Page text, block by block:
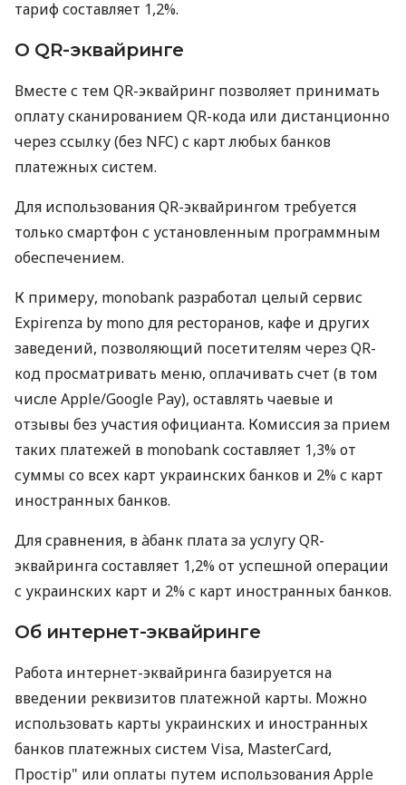
тариф составляет 1,2%.
О QR-эквайринге
Вместе с тем QR-эквайринг позволяет принимать
оплату сканированием QR-кода или дистанционно
через ссылку (без NFC) с карт любых банков
платежных систем.
Для использования QR-эквайрингом требуется
только смартфон с установленным программным
обеспечением.
К примеру, monobank разработал целый сервис
Expirenza by mono для ресторанов, кафе и других
заведений, позволяющий посетителям через QR-
код просматривать меню, оплачивать счет (в том
числе Apple/Google Pay), оставлять чаевые и
отзывы без участия официанта. Комиссия за прием
таких платежей в monobank составляет 1,3% от
суммы со всех карт украинских банков и 2% с карт
иностранных банков.
Для сравнения, в àбанк плата за услугу QR-
эквайринга составляет 1,2% от успешной операции
с украинских карт и 2% с карт иностранных банков.
Об интернет-эквайринге
Работа интернет-эквайринга базируется на
введении реквизитов платежной карты. Можно
использовать карты украинских и иностранных
банков платежных систем Visa, MasterCard,
Простір" или оплаты путем использования Apple